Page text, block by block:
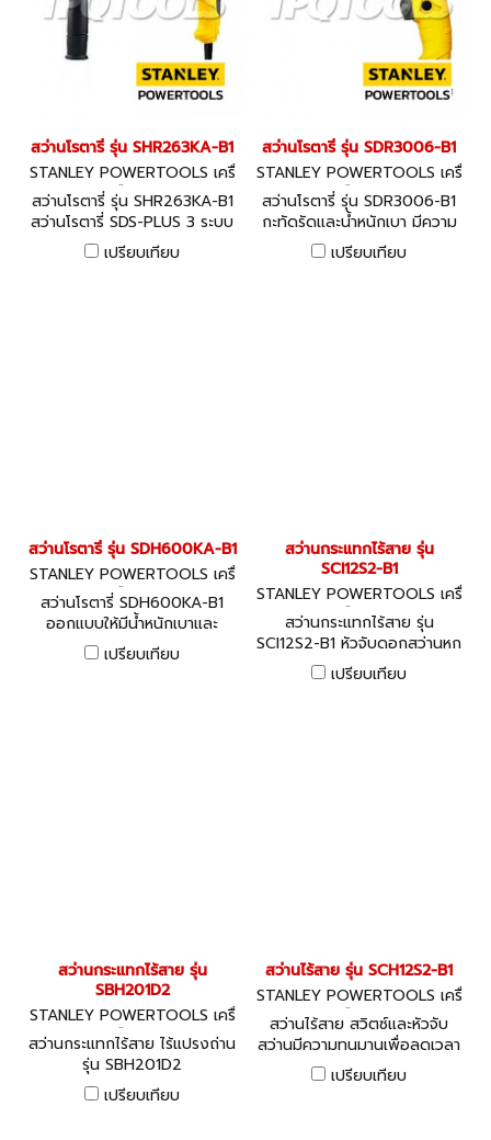
สว่านโรตารี่ รุ่น SHR263KA-B1
STANLEY POWERTOOLS เครื่
องมือไฟฟ้า
สว่านโรตารี่ รุ่น SHR263KA-B1
สว่านโรตารี่ SDS-PLUS 3 ระบบ
คือเจาะ ,เจาะกระแทก และหมุน
สกัด
เปรียบเทียบ
สว่านโรตารี่ รุ่น SDR3006-B1
STANLEY POWERTOOLS เครื่
องมือไฟฟ้า
สว่านโรตารี่ รุ่น SDR3006-B1
กะทัดรัดและน้ำหนักเบา มีความ
ทนทานเป็นเลิศ
เปรียบเทียบ
สว่านโรตารี่ รุ่น SDH600KA-B1
STANLEY POWERTOOLS เครื่
องมือไฟฟ้า
สว่านโรตารี่ SDH600KA-B1
ออกแบบให้มีน้ำหนักเบาและ
กะทัดรัด
เปรียบเทียบ
สว่านกระแทกไร้สาย รุ่น
SCI12S2-B1
STANLEY POWERTOOLS เครื่
องมือไฟฟ้า
สว่านกระแทกไร้สาย รุ่น
SCI12S2-B1 หัวจับดอกสว่านหก
เหลี่ยมแบบเปลี่ยนเร็ว เปลี่ยน
ดอกสว่านได้ง่าย
เปรียบเทียบ
สว่านกระแทกไร้สาย รุ่น
SBH201D2
STANLEY POWERTOOLS เครื่
องมือไฟฟ้า
สว่านกระแทกไร้สาย ไร้แปรงถ่าน
รุ่น SBH201D2
เปรียบเทียบ
สว่านไร้สาย รุ่น SCH12S2-B1
STANLEY POWERTOOLS เครื่
องมือไฟฟ้า
สว่านไร้สาย สวิตซ์และหัวจับ
สว่านมีความทนมานเพื่อลดเวลา
ที่ไม่สามารถใช้งานเครื่องได้
เปรียบเทียบ